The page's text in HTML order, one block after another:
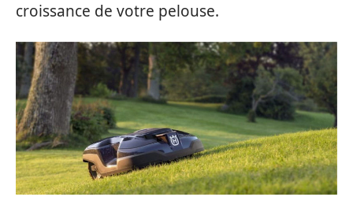
croissance de votre pelouse.